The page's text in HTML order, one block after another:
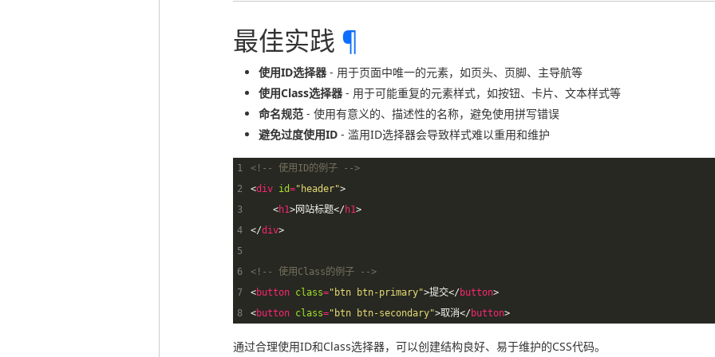
最佳实践 ¶
使用ID选择器- 用于页面中唯一的元素，如页头、页脚、主导航等
使用Class选择器- 用于可能重复的元素样式，如按钮、卡片、文本样式等
命名规范 - 使用有意义的、描述性的名称，避免使用拼写错误
避免过度使用ID - 滥用ID选择器会导致样式难以重用和维护
1
<!-- 使用ID的例子 -->
2
<div id="header">
3
<h1>网站标题</h1>
4
</div>
5
6
<!-- 使用Class的例子 -->
7
<button class="btn btn-primary">提交</button>
8
<button class="btn btn-secondary">取消</button>
通过合理使用ID和Class选择器，可以创建结构良好、易于维护的CSS代码。